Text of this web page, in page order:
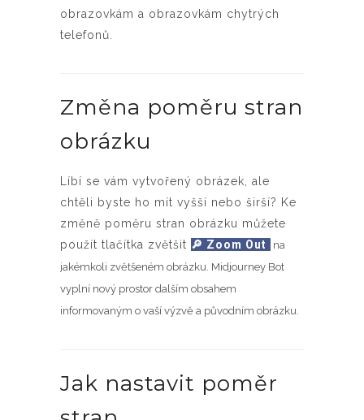
obrazovkám a obrazovkám chytrých
telefonů.
Změna poměru stran
obrázku
Líbí se vám vytvořený obrázek, ale
chtěli byste ho mít vyšší nebo širší? Ke
změně poměru stran obrázku můžete
použít tlačítka zvětšit 🔎 Zoom Out
na
jakémkoli zvětšeném obrázku. Midjourney Bot
vyplní nový prostor dalším obsahem
informovaným o vaší výzvě a původním obrázku.
Jak nastavit poměr